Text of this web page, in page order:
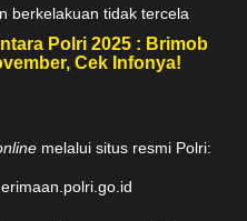
berkelakuan tidak tercela
Polri 2025 : Brimob
Cek Infonya!
melalui situs resmi Polri: